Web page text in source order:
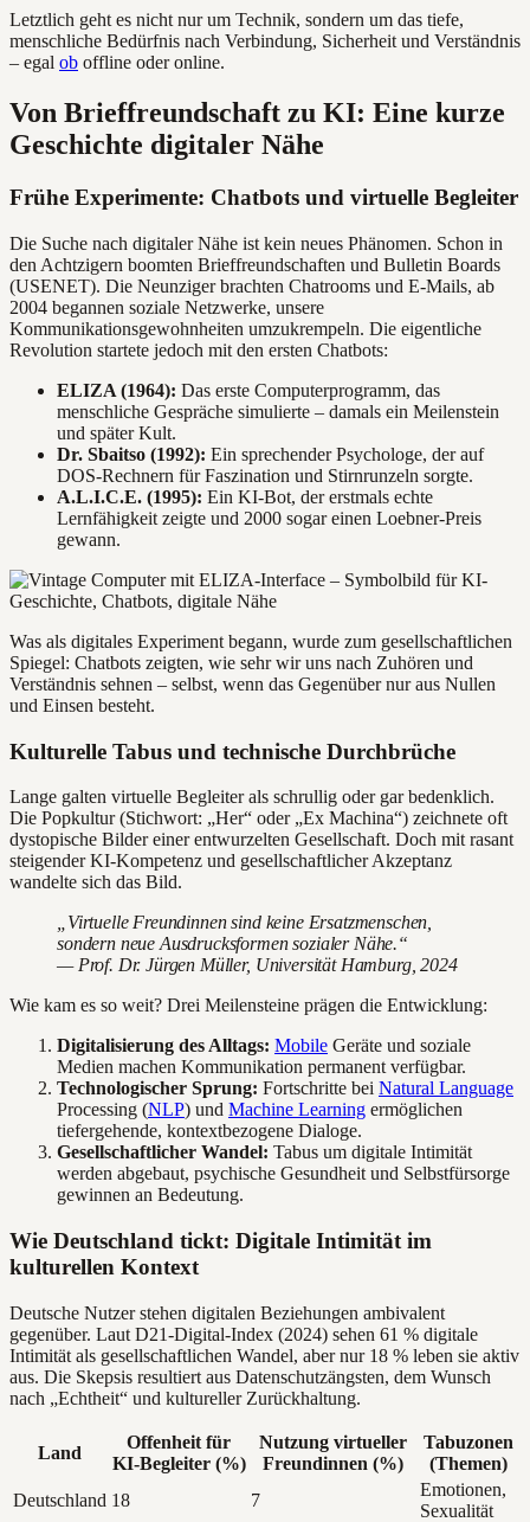
Letztlich geht es nicht nur um Technik, sondern um das tiefe,
menschliche Bedürfnis nach Verbindung, Sicherheit und Verständnis
– egal ob offline oder online.
Von Brieffreundschaft zu KI: Eine kurze
Geschichte digitaler Nähe
Frühe Experimente: Chatbots und virtuelle Begleiter
Die Suche nach digitaler Nähe ist kein neues Phänomen. Schon in
den Achtzigern boomten Brieffreundschaften und Bulletin Boards
(USENET). Die Neunziger brachten Chatrooms und E-Mails, ab
2004 begannen soziale Netzwerke, unsere
Kommunikationsgewohnheiten umzukrempeln. Die eigentliche
Revolution startete jedoch mit den ersten Chatbots:
ELIZA (1964): Das erste Computerprogramm, das
menschliche Gespräche simulierte – damals ein Meilenstein
und später Kult.
Dr. Sbaitso (1992): Ein sprechender Psychologe, der auf
DOS-Rechnern für Faszination und Stirnrunzeln sorgte.
A.L.I.C.E. (1995): Ein KI-Bot, der erstmals echte
Lernfähigkeit zeigte und 2000 sogar einen Loebner-Preis
gewann.
Was als digitales Experiment begann, wurde zum gesellschaftlichen
Spiegel: Chatbots zeigten, wie sehr wir uns nach Zuhören und
Verständnis sehnen – selbst, wenn das Gegenüber nur aus Nullen
und Einsen besteht.
Kulturelle Tabus und technische Durchbrüche
Lange galten virtuelle Begleiter als schrullig oder gar bedenklich.
Die Popkultur (Stichwort: „Her“ oder „Ex Machina“) zeichnete oft
dystopische Bilder einer entwurzelten Gesellschaft. Doch mit rasant
steigender KI-Kompetenz und gesellschaftlicher Akzeptanz
wandelte sich das Bild.
„Virtuelle Freundinnen sind keine Ersatzmenschen,
sondern neue Ausdrucksformen sozialer Nähe.“
— Prof. Dr. Jürgen Müller, Universität Hamburg, 2024
Wie kam es so weit? Drei Meilensteine prägen die Entwicklung:
Digitalisierung des Alltags: Mobile Geräte und soziale
Medien machen Kommunikation permanent verfügbar.
Technologischer Sprung: Fortschritte bei Natural Language
Processing (NLP) und Machine Learning ermöglichen
tiefergehende, kontextbezogene Dialoge.
Gesellschaftlicher Wandel: Tabus um digitale Intimität
werden abgebaut, psychische Gesundheit und Selbstfürsorge
gewinnen an Bedeutung.
Wie Deutschland tickt: Digitale Intimität im
kulturellen Kontext
Deutsche Nutzer stehen digitalen Beziehungen ambivalent
gegenüber. Laut D21-Digital-Index (2024) sehen 61 % digitale
Intimität als gesellschaftlichen Wandel, aber nur 18 % leben sie aktiv
aus. Die Skepsis resultiert aus Datenschutzängsten, dem Wunsch
nach „Echtheit“ und kultureller Zurückhaltung.
Land
Offenheit für
KI-Begleiter (%)
Nutzung virtueller
Freundinnen (%)
Tabuzonen
(Themen)
Deutschland 18 7
Emotionen,
Sexualität